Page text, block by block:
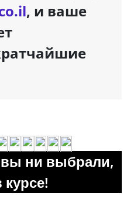
, и ваше
ни выбрали,
курсе!